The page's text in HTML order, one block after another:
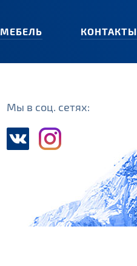
МЕБЕЛЬ КОНТАКТЫ
Мы в соц. сетях: